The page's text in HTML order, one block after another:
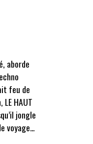
aborde
feu de
HAUT
jongle
voyage...